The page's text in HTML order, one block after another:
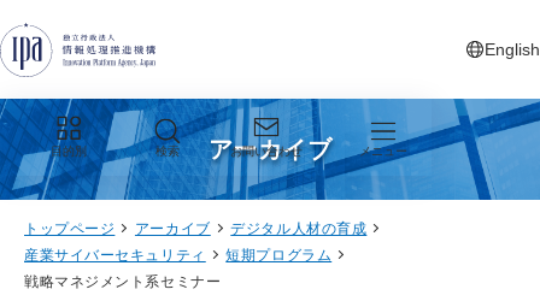
English
新しいタ
目的別 検索 お問い合わせ メニュー
アーカイブ
トップページ アーカイブ
デジタル人材の育成
産業サイバーセキュリティ
短期プログラム
戦略マネジメント系セミナー